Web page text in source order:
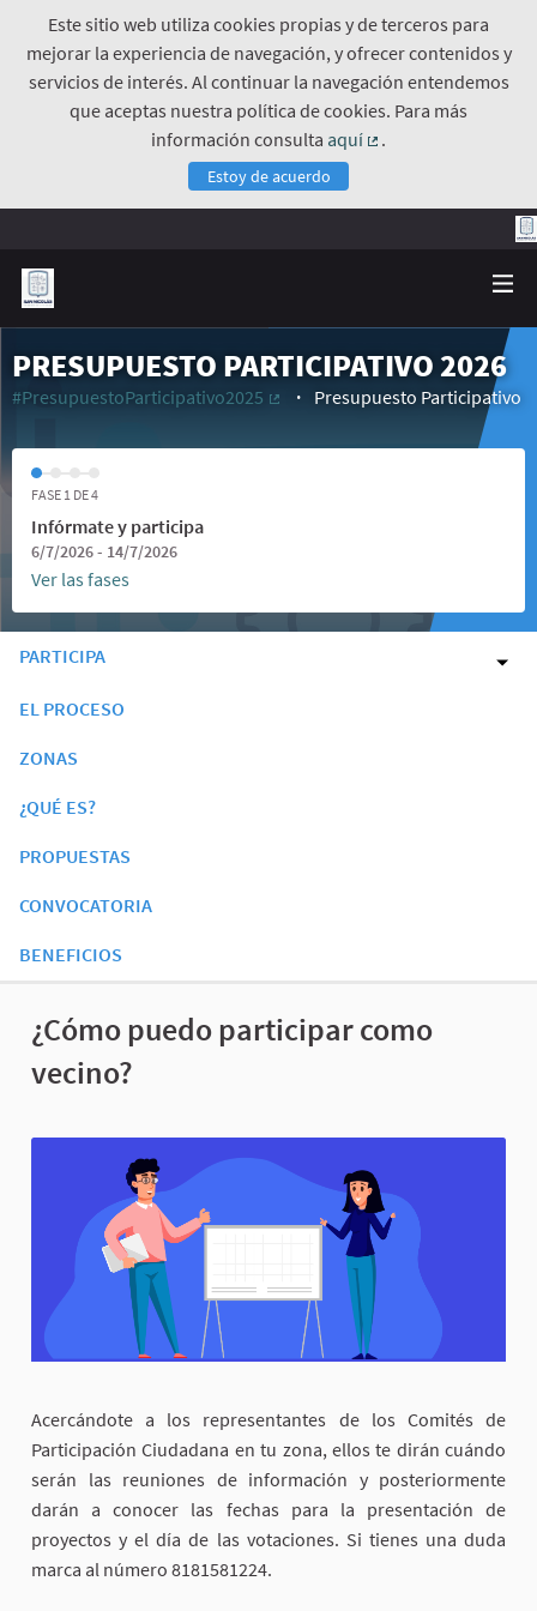
Este sitio web utiliza cookies propias y de terceros para
mejorar la experiencia de navegación, y ofrecer contenidos y
servicios de interés. Al continuar la navegación entendemos
que aceptas nuestra política de cookies. Para más
información consulta aquí
.
Estoy de acuerdo
PRESUPUESTO PARTICIPATIVO 2026
#PresupuestoParticipativo2025
Presupuesto Participativo
FASE 1 DE 4
Infórmate y participa
6/7/2026 - 14/7/2026
Ver las fases
PARTICIPA
EL PROCESO
ZONAS
¿QUÉ ES?
PROPUESTAS
CONVOCATORIA
BENEFICIOS
¿Cómo puedo participar como
vecino?
Acercándote a los representantes de los Comités de
Participación Ciudadana en tu zona, ellos te dirán cuándo
serán las reuniones de información y posteriormente
darán a conocer las fechas para la presentación de
proyectos y el día de las votaciones. Si tienes una duda
marca al número 8181581224.